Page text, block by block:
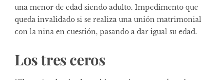
una menor de edad siendo adulto. Impedimento que
queda invalidado si se realiza una unión matrimonial
con la niña en cuestión, pasando a dar igual su edad.
Los tres ceros